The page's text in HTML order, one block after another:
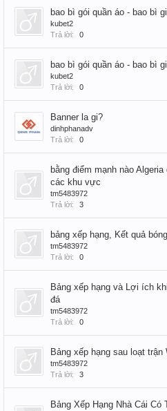
bao bì gói quần áo - bao bì
kubet2
Trả lời:
0
bao bì gói quần áo - bao bì
kubet2
Trả lời:
0
Banner la gi?
dinhphanadv
Trả lời:
0
bằng điểm mạnh nào
các khu vực
tm5483972
Trả lời:
3
bảng xếp hạng, Kết quả
tm5483972
Trả lời:
0
Bảng xếp hạng và Lợi ích
đá
tm5483972
Trả lời:
0
Bảng xếp hạng sau loạt trận
tm5483972
Trả lời:
3
Bảng Xếp Hạng Nhà Cái